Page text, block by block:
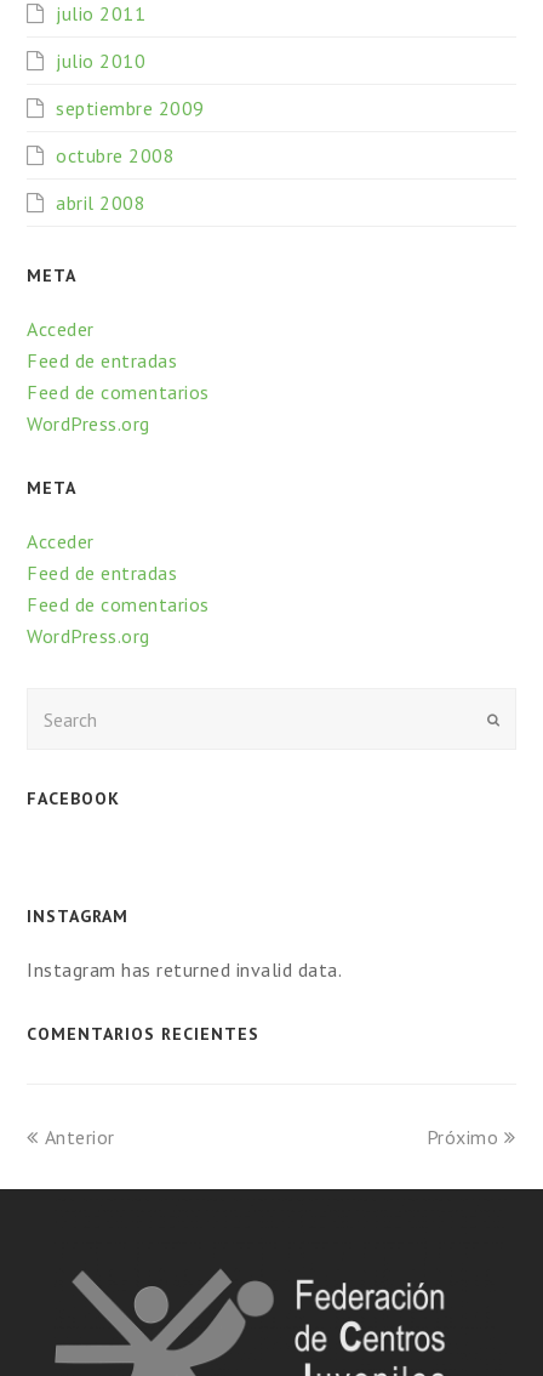
julio 2011
julio 2010
septiembre 2009
octubre 2008
abril 2008
META
Acceder
Feed de entradas
Feed de comentarios
WordPress.org
META
Acceder
Feed de entradas
Feed de comentarios
WordPress.org
Enviar
FACEBOOK
INSTAGRAM
Instagram has returned invalid data.
COMENTARIOS RECIENTES
Anterior Próximo